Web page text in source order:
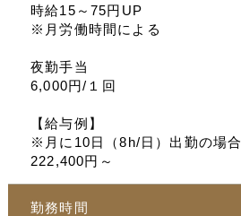
時給15～75円UP
※月労働時間による
夜勤手当
6,000円/１回
【給与例】
※月に10日（8h/日）出勤の場合
222,400円～
勤務時間